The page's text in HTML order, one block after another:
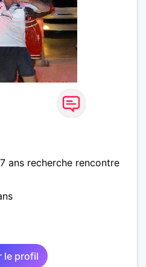
ans recherche rencontre
le profil